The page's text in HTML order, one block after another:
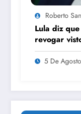
Roberto
Lula diz
revogar
5 De